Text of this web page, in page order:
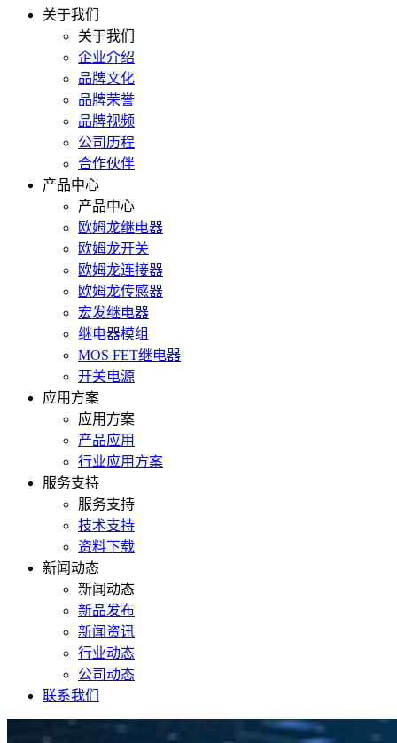
关于我们
关于我们
企业介绍
品牌文化
品牌荣誉
品牌视频
公司历程
合作伙伴
产品中心
产品中心
欧姆龙继电器
欧姆龙开关
欧姆龙连接器
欧姆龙传感器
宏发继电器
继电器模组
MOS FET继电器
开关电源
应用方案
应用方案
产品应用
行业应用方案
服务支持
服务支持
技术支持
资料下载
新闻动态
新闻动态
新品发布
新闻资讯
行业动态
公司动态
联系我们